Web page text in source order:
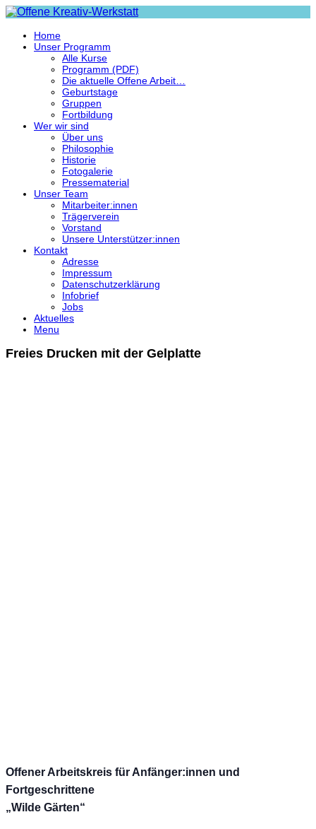
Home
Unser Programm
Alle Kurse
Programm (PDF)
Die aktuelle Offene Arbeit…
Geburtstage
Gruppen
Fortbildung
Wer wir sind
Über uns
Philosophie
Historie
Fotogalerie
Pressematerial
Unser Team
Mitarbeiter:innen
Trägerverein
Vorstand
Unsere Unterstützer:innen
Kontakt
Adresse
Impressum
Datenschutzerklärung
Infobrief
Jobs
Aktuelles
Menu
Freies Drucken mit der Gelplatte
Offener Arbeitskreis für Anfänger:innen und
Fortgeschrittene
„Wilde Gärten“